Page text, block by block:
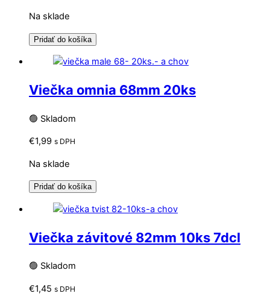
Na sklade
Pridať do košíka
Viečka omnia 68mm 20ks
🟢 Skladom
€1,99 s DPH
Na sklade
Pridať do košíka
Viečka závitové 82mm 10ks 7dcl
🟢 Skladom
€1,45 s DPH